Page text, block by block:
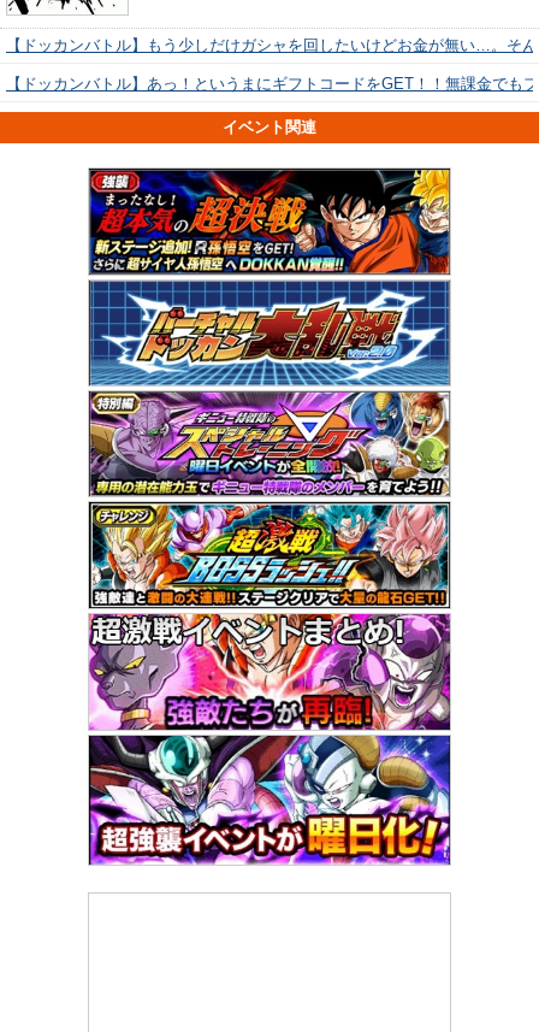
【ドッカンバトル】もう少しだけガシャを回したいけどお金が無い…。そ
【ドッカンバトル】あっ！というまにギフトコードをGET！！無課金でも
イベント関連